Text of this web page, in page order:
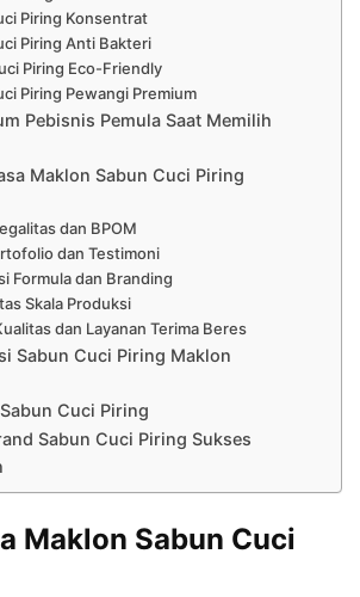
Piring Konsentrat
Piring Anti Bakteri
Piring Eco-Friendly
Piring Pewangi Premium
Pebisnis Pemula Saat Memilih
Maklon Sabun Cuci Piring
dan BPOM
dan Testimoni
Formula dan Branding
Skala Produksi
dan Layanan Terima Beres
Sabun Cuci Piring Maklon
Cuci Piring
Sabun Cuci Piring Sukses
Maklon Sabun Cuci